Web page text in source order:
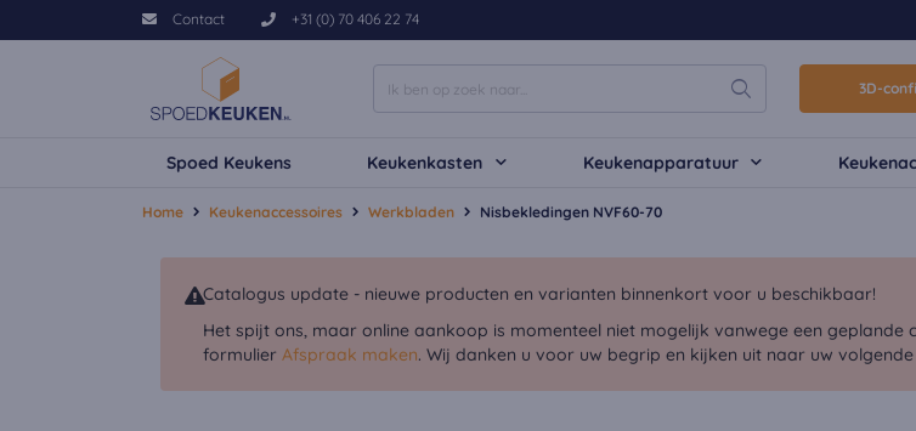
Contact +31 (0) 70 406 22 74
3D-
Spoed Keukens Keukenkasten Keukenapparatuur
Home Keukenaccessoires Werkbladen Nisbekledingen NVF60-70
Catalogus update - nieuwe producten en varianten binnenkort voor u beschikbaar!
Het spijt ons, maar online aankoop is momenteel niet mogelijk vanwege een
formulier Afspraak maken. Wij danken u voor uw begrip en kijken uit naar uw